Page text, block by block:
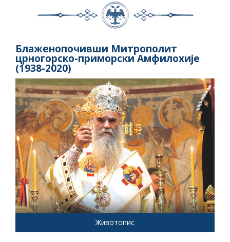
Блаженопочивши Митрополит
црногорско-приморски Амфилохије
(1938-2020)
Животопис